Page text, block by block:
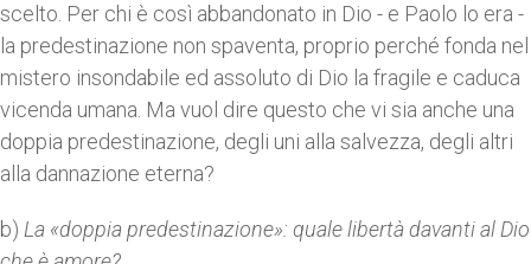
scelto. Per chi è così abbandonato in Dio - e Paolo lo era -
la predestinazione non spaventa, proprio perché fonda nel
mistero insondabile ed assoluto di Dio la fragile e caduca
vi­cenda umana. Ma vuol dire questo che vi sia anche una
doppia predestinazione, degli uni alla salvezza, degli altri
alla dannazione eterna?
b) La «doppia predestinazione»: quale libertà davanti al Dio